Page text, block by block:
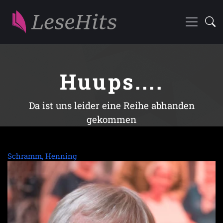
Huups....
Da ist uns leider eine Reihe abhanden
gekommen
Schramm, Henning